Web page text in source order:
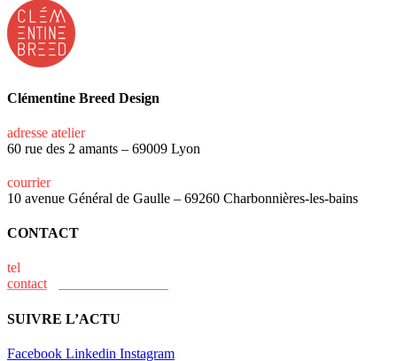
Clémentine Breed Design
adresse atelier
60 rue des 2 amants – 69009 Lyon
courrier
10 avenue Général de Gaulle – 69260 Charbonnières-les-bains
CONTACT
tel
contact
SUIVRE L’ACTU
Facebook Linkedin Instagram